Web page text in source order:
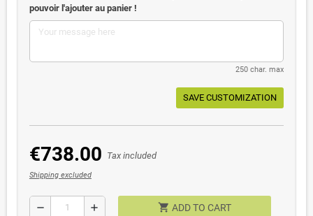
pouvoir l'ajouter au panier !
250 char. max
SAVE CUSTOMIZATION
€738.00 Tax included
Shipping excluded
remove add shopping_cart ADD TO CART